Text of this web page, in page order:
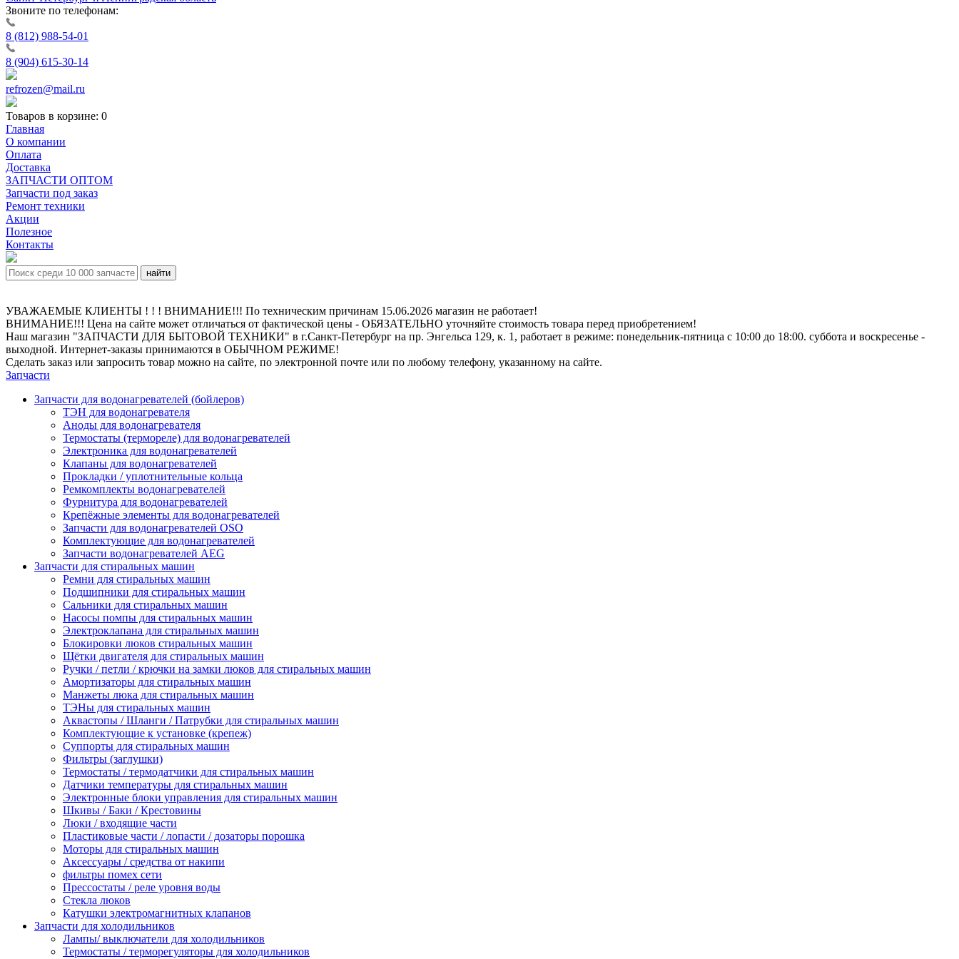
Звоните по телефонам:
8 (812) 988-54-01
8 (904) 615-30-14
refrozen@mail.ru
Товаров в корзине: 0
Главная
О компании
Оплата
Доставка
ЗАПЧАСТИ ОПТОМ
Запчасти под заказ
Ремонт техники
Акции
Полезное
Контакты
УВАЖАЕМЫЕ КЛИЕНТЫ ! ! ! ВНИМАНИЕ!!! По техническим причинам 15.06.2026 магазин не работает!
ВНИМАНИЕ!!! Цена на сайте может отличаться от фактической цены - ОБЯЗАТЕЛЬНО уточняйте стоимость товара перед приобретением!
Наш магазин "ЗАПЧАСТИ ДЛЯ БЫТОВОЙ ТЕХНИКИ" в г.Санкт-Петербург на пр. Энгельса 129, к. 1, работает в режиме: понедельник-пятница с 10:00 до 18:00. суббота и воскресенье -
выходной. Интернет-заказы принимаются в ОБЫЧНОМ РЕЖИМЕ!
Сделать заказ или запросить товар можно на сайте, по электронной почте или по любому телефону, указанному на сайте.
Запчасти
Запчасти для водонагревателей (бойлеров)
ТЭН для водонагревателя
Аноды для водонагревателя
Термостаты (термореле) для водонагревателей
Электроника для водонагревателей
Клапаны для водонагревателей
Прокладки / уплотнительные кольца
Ремкомплекты водонагревателей
Фурнитура для водонагревателей
Крепёжные элементы для водонагревателей
Запчасти для водонагревателей OSO
Комплектующие для водонагревателей
Запчасти водонагревателей AEG
Запчасти для стиральных машин
Ремни для стиральных машин
Подшипники для стиральных машин
Сальники для стиральных машин
Насосы помпы для стиральных машин
Электроклапана для стиральных машин
Блокировки люков стиральных машин
Щётки двигателя для стиральных машин
Ручки / петли / крючки на замки люков для стиральных машин
Амортизаторы для стиральных машин
Манжеты люка для стиральных машин
ТЭНы для стиральных машин
Аквастопы / Шланги / Патрубки для стиральных машин
Комплектующие к установке (крепеж)
Суппорты для стиральных машин
Фильтры (заглушки)
Термостаты / термодатчики для стиральных машин
Датчики температуры для стиральных машин
Электронные блоки управления для стиральных машин
Шкивы / Баки / Крестовины
Люки / входящие части
Пластиковые части / лопасти / дозаторы порошка
Моторы для стиральных машин
Аксессуары / средства от накипи
фильтры помех сети
Прессостаты / реле уровня воды
Стекла люков
Катушки электромагнитных клапанов
Запчасти для холодильников
Лампы/ выключатели для холодильников
Термостаты / терморегуляторы для холодильников